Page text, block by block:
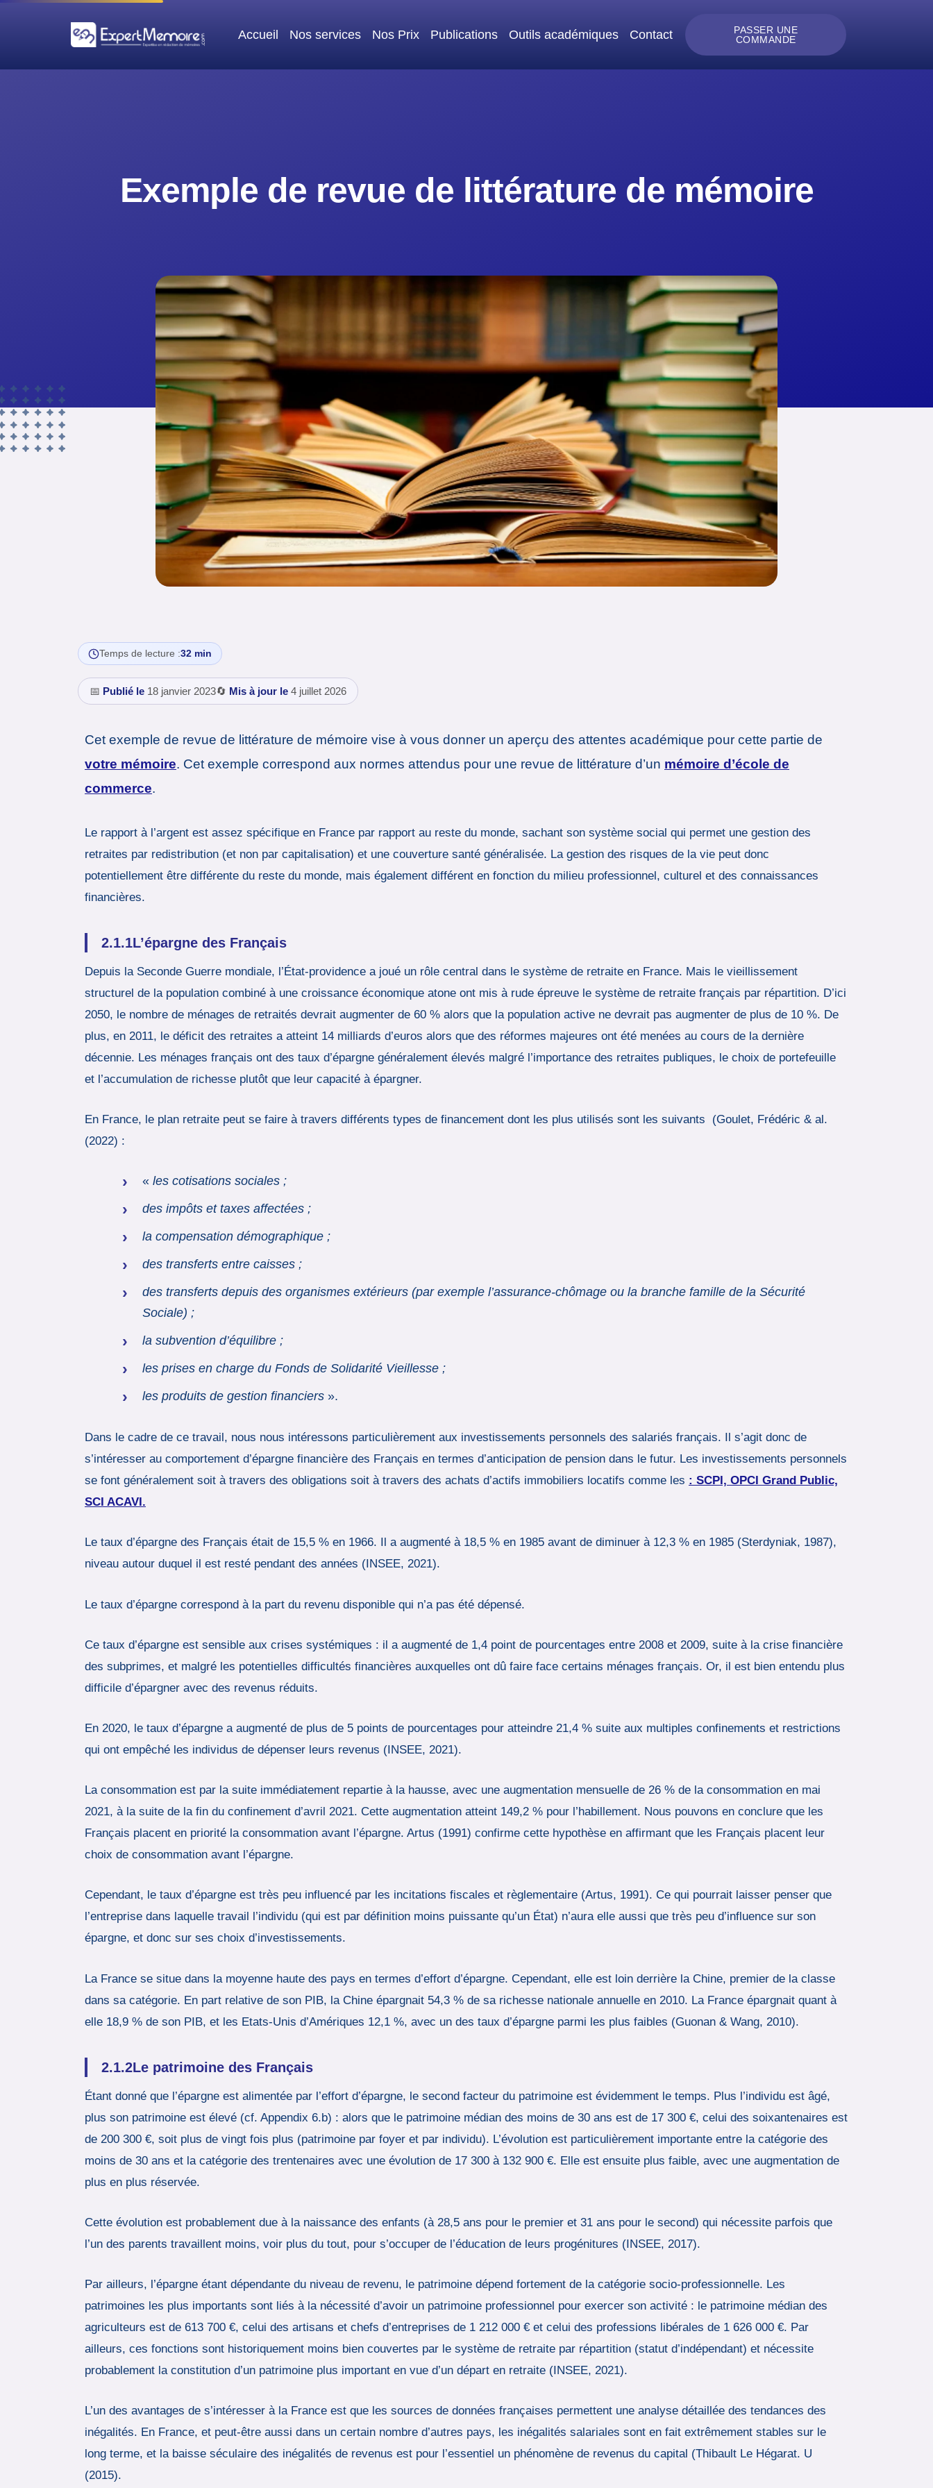
Accueil Nos services Nos Prix Publications Outils académiques Contact
PASSER UNE
COMMANDE
Exemple de revue de littérature de mémoire
Temps de lecture :32 min
📅 Publié le 18 janvier 2023🔄 Mis à jour le 4 juillet 2026
Cet exemple de revue de littérature de mémoire vise à vous donner un aperçu des attentes académique pour cette partie de
votre mémoire. Cet exemple correspond aux normes attendus pour une revue de littérature d’un mémoire d’école de
commerce.
Le rapport à l’argent est assez spécifique en France par rapport au reste du monde, sachant son système social qui permet une gestion des
retraites par redistribution (et non par capitalisation) et une couverture santé généralisée. La gestion des risques de la vie peut donc
potentiellement être différente du reste du monde, mais également différent en fonction du milieu professionnel, culturel et des connaissances
financières.
2.1.1L’épargne des Français
Depuis la Seconde Guerre mondiale, l’État-providence a joué un rôle central dans le système de retraite en France. Mais le vieillissement
structurel de la population combiné à une croissance économique atone ont mis à rude épreuve le système de retraite français par répartition. D’ici
2050, le nombre de ménages de retraités devrait augmenter de 60 % alors que la population active ne devrait pas augmenter de plus de 10 %. De
plus, en 2011, le déficit des retraites a atteint 14 milliards d’euros alors que des réformes majeures ont été menées au cours de la dernière
décennie. Les ménages français ont des taux d’épargne généralement élevés malgré l’importance des retraites publiques, le choix de portefeuille
et l’accumulation de richesse plutôt que leur capacité à épargner.
En France, le plan retraite peut se faire à travers différents types de financement dont les plus utilisés sont les suivants (Goulet, Frédéric & al.
(2022) :
« les cotisations sociales ;
des impôts et taxes affectées ;
la compensation démographique ;
des transferts entre caisses ;
des transferts depuis des organismes extérieurs (par exemple l’assurance-chômage ou la branche famille de la Sécurité
Sociale) ;
la subvention d’équilibre ;
les prises en charge du Fonds de Solidarité Vieillesse ;
les produits de gestion financiers».
Dans le cadre de ce travail, nous nous intéressons particulièrement aux investissements personnels des salariés français. Il s’agit donc de
s’intéresser au comportement d’épargne financière des Français en termes d’anticipation de pension dans le futur. Les investissements personnels
se font généralement soit à travers des obligations soit à travers des achats d’actifs immobiliers locatifs comme les : SCPI, OPCI Grand Public,
SCI ACAVI.
Le taux d’épargne des Français était de 15,5 % en 1966. Il a augmenté à 18,5 % en 1985 avant de diminuer à 12,3 % en 1985 (Sterdyniak, 1987),
niveau autour duquel il est resté pendant des années (INSEE, 2021).
Le taux d’épargne correspond à la part du revenu disponible qui n’a pas été dépensé.
Ce taux d’épargne est sensible aux crises systémiques : il a augmenté de 1,4 point de pourcentages entre 2008 et 2009, suite à la crise financière
des subprimes, et malgré les potentielles difficultés financières auxquelles ont dû faire face certains ménages français. Or, il est bien entendu plus
difficile d’épargner avec des revenus réduits.
En 2020, le taux d’épargne a augmenté de plus de 5 points de pourcentages pour atteindre 21,4 % suite aux multiples confinements et restrictions
qui ont empêché les individus de dépenser leurs revenus (INSEE, 2021).
La consommation est par la suite immédiatement repartie à la hausse, avec une augmentation mensuelle de 26 % de la consommation en mai
2021, à la suite de la fin du confinement d’avril 2021. Cette augmentation atteint 149,2 % pour l’habillement. Nous pouvons en conclure que les
Français placent en priorité la consommation avant l’épargne. Artus (1991) confirme cette hypothèse en affirmant que les Français placent leur
choix de consommation avant l’épargne.
Cependant, le taux d’épargne est très peu influencé par les incitations fiscales et règlementaire (Artus, 1991). Ce qui pourrait laisser penser que
l’entreprise dans laquelle travail l’individu (qui est par définition moins puissante qu’un État) n’aura elle aussi que très peu d’influence sur son
épargne, et donc sur ses choix d’investissements.
La France se situe dans la moyenne haute des pays en termes d’effort d’épargne. Cependant, elle est loin derrière la Chine, premier de la classe
dans sa catégorie. En part relative de son PIB, la Chine épargnait 54,3 % de sa richesse nationale annuelle en 2010. La France épargnait quant à
elle 18,9 % de son PIB, et les Etats-Unis d’Amériques 12,1 %, avec un des taux d’épargne parmi les plus faibles (Guonan & Wang, 2010).
2.1.2Le patrimoine des Français
Étant donné que l’épargne est alimentée par l’effort d’épargne, le second facteur du patrimoine est évidemment le temps. Plus l’individu est âgé,
plus son patrimoine est élevé (cf. Appendix 6.b) : alors que le patrimoine médian des moins de 30 ans est de 17 300 €, celui des soixantenaires est
de 200 300 €, soit plus de vingt fois plus (patrimoine par foyer et par individu). L’évolution est particulièrement importante entre la catégorie des
moins de 30 ans et la catégorie des trentenaires avec une évolution de 17 300 à 132 900 €. Elle est ensuite plus faible, avec une augmentation de
plus en plus réservée.
Cette évolution est probablement due à la naissance des enfants (à 28,5 ans pour le premier et 31 ans pour le second) qui nécessite parfois que
l’un des parents travaillent moins, voir plus du tout, pour s’occuper de l’éducation de leurs progénitures (INSEE, 2017).
Par ailleurs, l’épargne étant dépendante du niveau de revenu, le patrimoine dépend fortement de la catégorie socio-professionnelle. Les
patrimoines les plus importants sont liés à la nécessité d’avoir un patrimoine professionnel pour exercer son activité : le patrimoine médian des
agriculteurs est de 613 700 €, celui des artisans et chefs d’entreprises de 1 212 000 € et celui des professions libérales de 1 626 000 €. Par
ailleurs, ces fonctions sont historiquement moins bien couvertes par le système de retraite par répartition (statut d’indépendant) et nécessite
probablement la constitution d’un patrimoine plus important en vue d’un départ en retraite (INSEE, 2021).
L’un des avantages de s’intéresser à la France est que les sources de données françaises permettent une analyse détaillée des tendances des
inégalités. En France, et peut-être aussi dans un certain nombre d’autres pays, les inégalités salariales sont en fait extrêmement stables sur le
long terme, et la baisse séculaire des inégalités de revenus est pour l’essentiel un phénomène de revenus du capital (Thibault Le Hégarat. U
(2015).